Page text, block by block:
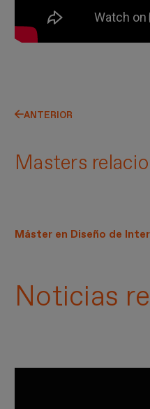
ANTERIOR
Masters
Máster en Diseño de
Noticias